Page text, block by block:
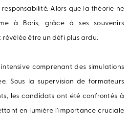
Alors que la théorie ne
à Boris, grâce à ses souvenirs
révélée être un défi plus ardu.
comprenant des simulations
Sous la supervision de formateurs
les candidats ont été confrontés à
en lumière l’importance cruciale